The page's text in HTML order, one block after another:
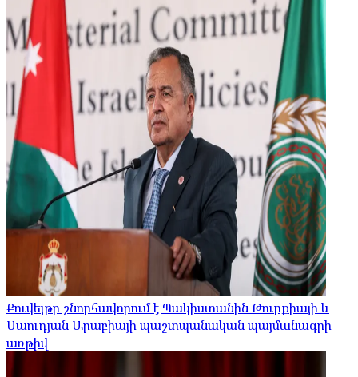
Քուվեյթը շնորհավորում է Պակիստանին Թուրքիայի և
Սաուդյան Արաբիայի պաշտպանական պայմանագրի
առթիվ